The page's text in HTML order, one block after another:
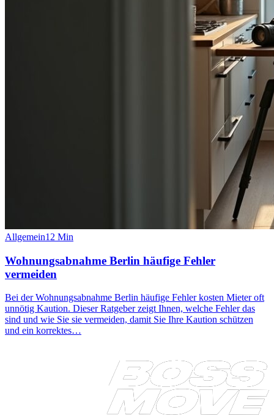
Allgemein12 Min
Wohnungsabnahme Berlin häufige Fehler
vermeiden
Bei der Wohnungsabnahme Berlin häufige Fehler kosten Mieter oft
unnötig Kaution. Dieser Ratgeber zeigt Ihnen, welche Fehler das
sind und wie Sie sie vermeiden, damit Sie Ihre Kaution schützen
und ein korrektes…